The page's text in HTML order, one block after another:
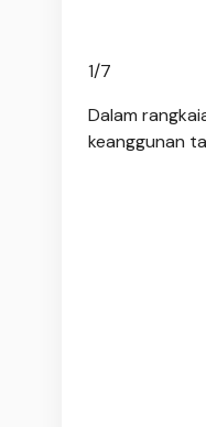
1/7
Dalam
keanggunan